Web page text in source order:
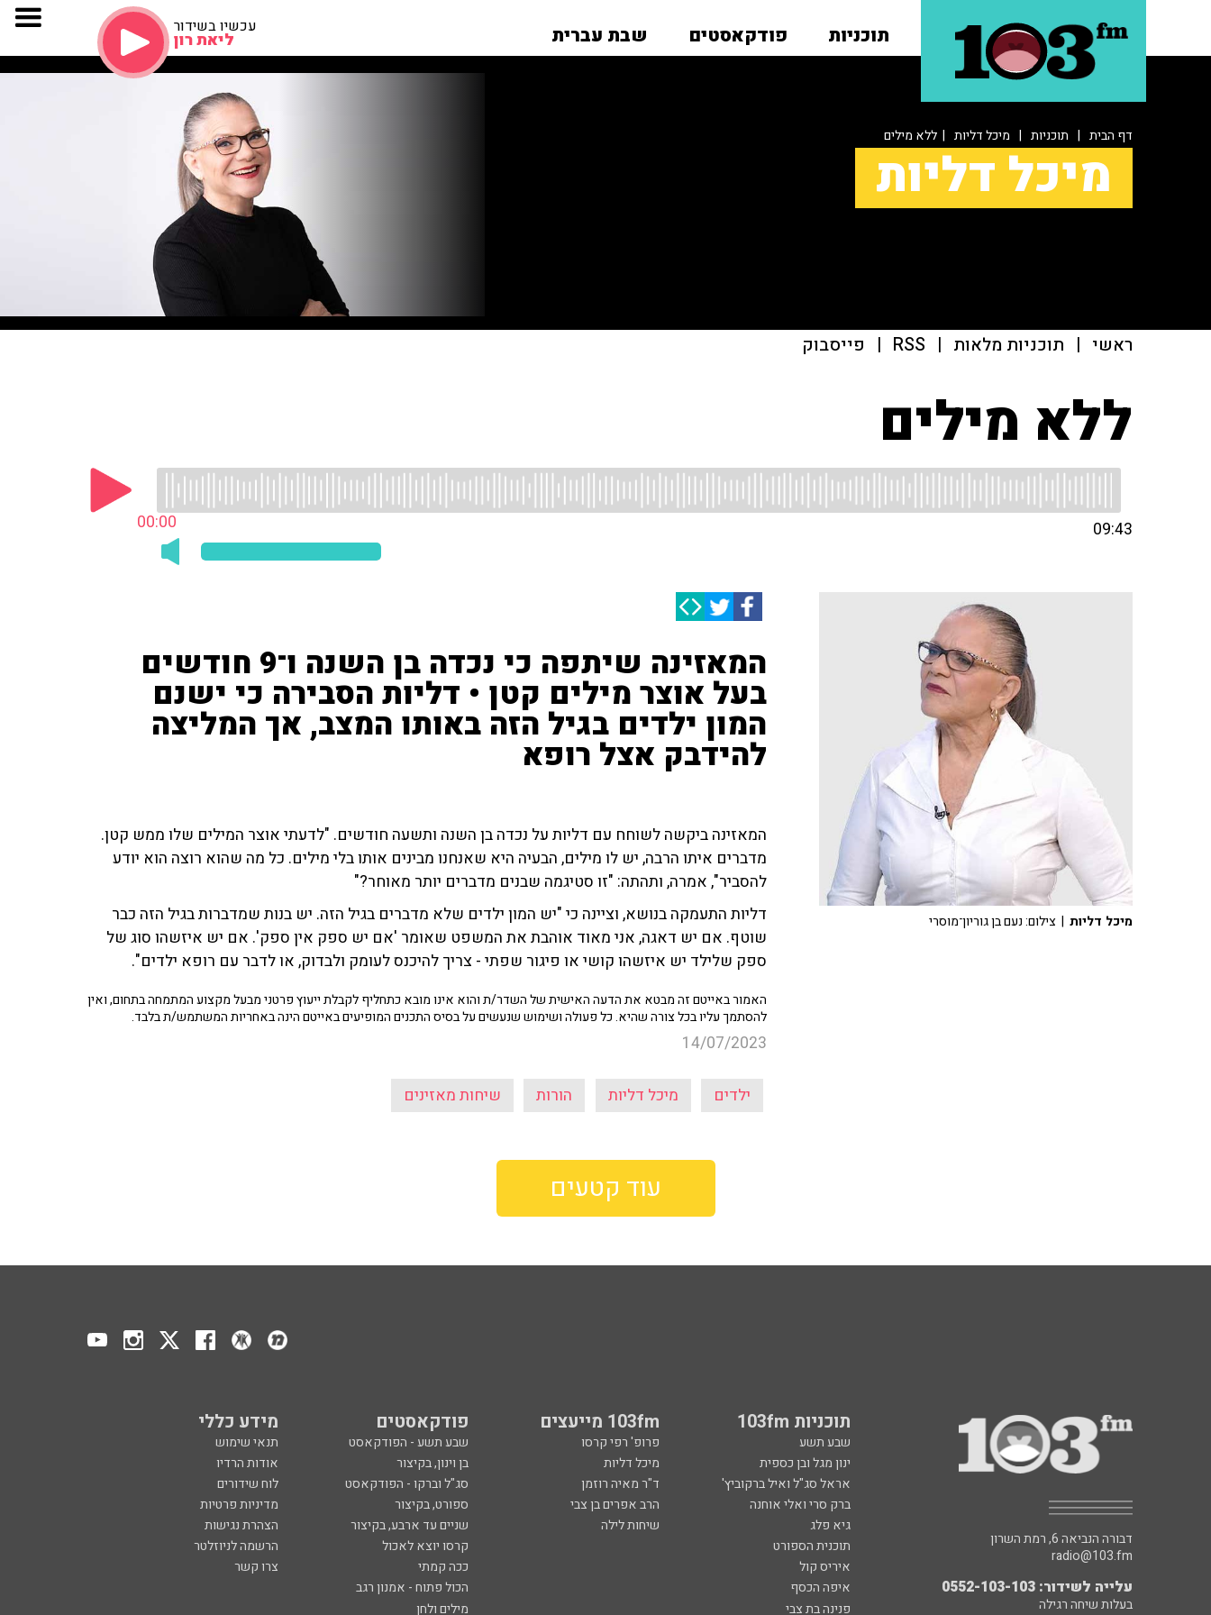
תוכניות פודקאסטים שבת עברית עכשיו בשידור
ליאת רון
דף הבית | תוכניות | מיכל דליות | ללא מילים
מיכל דליות
ראשי | תוכניות מלאות |
RSS
| פייסבוק
ללא מילים
00:00 09:43
המאזינה שיתפה כי נכדה בן השנה ו־9 חודשים
בעל אוצר מילים קטן • דליות הסבירה כי ישנם
המון ילדים בגיל הזה באותו המצב, אך המליצה
להידבק אצל רופא
המאזינה ביקשה לשוחח עם דליות על נכדה בן השנה ותשעה חודשים. "לדעתי אוצר המילים שלו ממש קטן.
מדברים איתו הרבה, יש לו מילים, הבעיה היא שאנחנו מבינים אותו בלי מילים. כל מה שהוא רוצה הוא יודע
להסביר", אמרה, ותהתה: "זו סטיגמה שבנים מדברים יותר מאוחר?"
דליות התעמקה בנושא, וציינה כי "יש המון ילדים שלא מדברים בגיל הזה. יש בנות שמדברות בגיל הזה כבר
שוטף. אם יש דאגה, אני מאוד אוהבת את המשפט שאומר 'אם יש ספק אין ספק'. אם יש איזשהו סוג של
ספק שלילד יש איזשהו קושי או פיגור שפתי - צריך להיכנס לעומק ולבדוק, או לדבר עם רופא ילדים".
האמור באייטם זה מבטא את הדעה האישית של השדר/ת והוא אינו מובא כתחליף לקבלת ייעוץ פרטני מבעל מקצוע המתמחה בתחום, ואין
להסתמך עליו בכל צורה שהיא. כל פעולה ושימוש שנעשים על בסיס התכנים המופיעים באייטם הינה באחריות המשתמש/ת בלבד.
14/07/2023
ילדים מיכל דליות הורות שיחות מאזינים
מיכל דליות | צילום: נעם בן גוריון־מוסרי
עוד קטעים
תוכניות 103fm 103fm מייעצים פודקאסטים מידע כללי
שבע תשע פרופ' רפי קרסו שבע תשע - הפודקאסט
תנאי שימוש
ינון מגל ובן כספית
מיכל דליות בן וינון, בקיצור
אודות הרדיו
אראל סג"ל ואיל ברקוביץ'
ד"ר מאיה רוזמן סג"ל וברקו - הפודקאסט
לוח שידורים
ברק סרי ואלי אוחנה
הרב אפרים בן צבי ספורט, בקיצור
מדיניות פרטיות
גיא פלג
שיחות לילה שניים עד ארבע, בקיצור
הצהרת נגישות
תוכנית הספורט
קרסו יוצא לאכול
הרשמה לניוזלטר
איריס קול
ככה קמתי
צרו קשר
איפה הכסף
הכול פתוח - אמנון רגב
פנינה בת צבי
מילים ולחן
דבורה הנביאה 6, רמת השרון
radio@103.fm
עלייה לשידור: 0552-103-103
בעלות שיחה רגילה